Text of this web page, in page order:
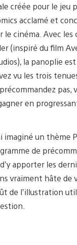
créée pour le jeu
acclamé et
le cinéma. Avec les
(inspiré du film
la panoplie
vu les trois
pas,
en
imaginé un thème
de
apporter les
vraiment hâte de
de l’illustration